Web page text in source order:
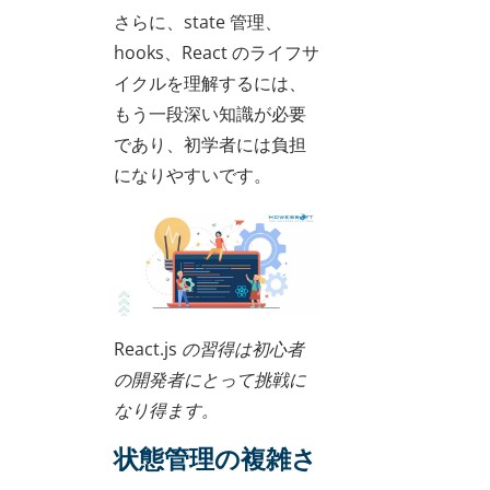
さらに、state 管理、
hooks、React のライフサ
イクルを理解するには、
もう一段深い知識が必要
であり、初学者には負担
になりやすいです。
React.js の習得は初心者
の開発者にとって挑戦に
なり得ます。
状態管理の複雑さ